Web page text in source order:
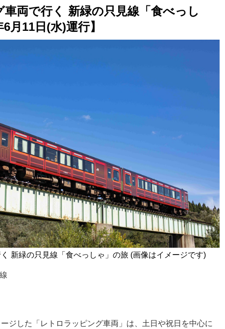
両で行く 新緑の只見線「食べっし
月11日(水)運行】
新緑の只見線「食べっしゃ」の旅 (画像はイメージです)
ジした「レトロラッピング車両」は、土日や祝日を中心に